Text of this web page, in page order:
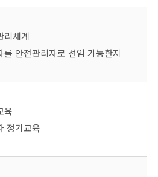
리체계
를 안전관리자로 선임 가능한지
육
정기교육